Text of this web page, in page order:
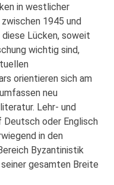
in westlicher
1945 und
Lücken, soweit
wichtig sind,
orientieren sich am
neu
Lehr- und
Deutsch oder Englisch
in den
Byzantinistik
gesamten Breite